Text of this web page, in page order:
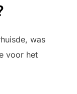
was
voor het